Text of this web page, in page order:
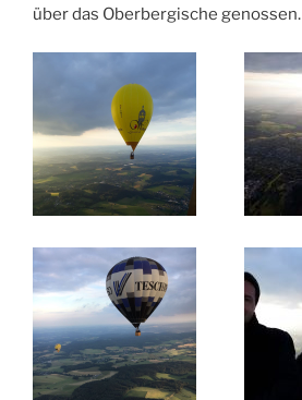
über das Oberbergische genossen.